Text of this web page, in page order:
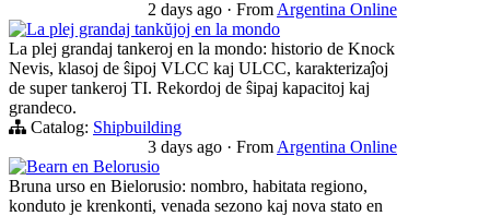
2 days ago · From Argentina Online
La plej grandaj tankŭjoj en la mondo
La plej grandaj tankeroj en la mondo: historio de Knock
Nevis, klasoj de ŝipoj VLCC kaj ULCC, karakterizaĵoj
de super tankeroj TI. Rekordoj de ŝipaj kapacitoj kaj
grandeco.
Catalog: Shipbuilding
3 days ago · From Argentina Online
Bearn en Belorusio
Bruna urso en Bielorusio: nombro, habitata regiono,
konduto je krenkonti, venada sezono kaj nova stato en